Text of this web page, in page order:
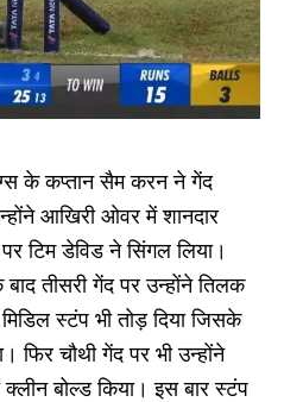
के कप्तान सैम करन ने गेंद
आखिरी ओवर में शानदार
टिम डेविड ने सिंगल लिया।
तीसरी गेंद पर उन्होंने तिलक
स्टंप भी तोड़ दिया जिसके
फिर चौथी गेंद पर भी उन्होंने
बोल्ड किया। इस बार स्टंप